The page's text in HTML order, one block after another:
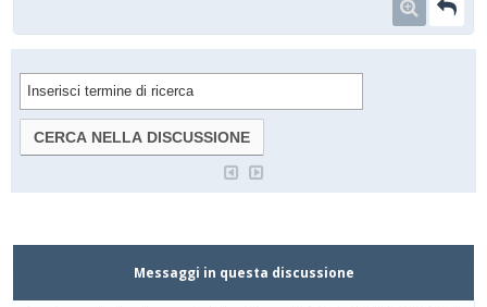
Messaggi in questa discussione